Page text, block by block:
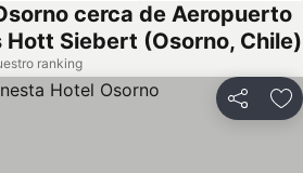
cerca de Aeropuerto
Hott Siebert (Osorno, Chile)
ranking
Compartir